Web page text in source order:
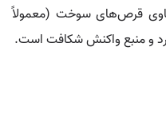
قرص‌های سوخت (معمولاً
و منبع واکنش شکافت است.